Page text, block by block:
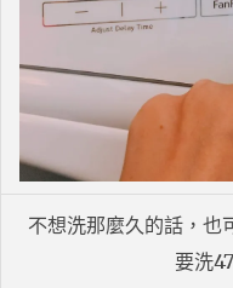
不想洗那麼久的話，
要洗